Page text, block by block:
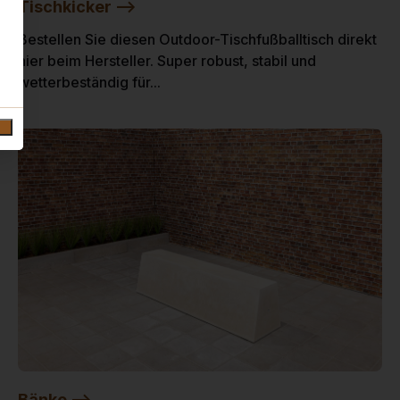
Tischkicker -->
Bestellen Sie diesen Outdoor-Tischfußballtisch direkt
hier beim Hersteller. Super robust, stabil und
wetterbeständig für...